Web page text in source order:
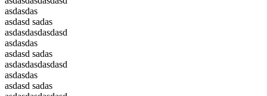
asdasdas
asdasd sadas
asdasdasdasdasd
asdasdas
asdasd sadas
asdasdasdasdasd
asdasdas
asdasd sadas